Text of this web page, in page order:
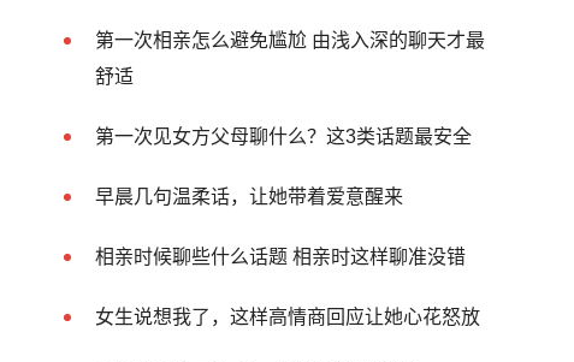
第一次相亲怎么避免尴尬 由浅入深的聊天才最
舒适
第一次见女方父母聊什么？这3类话题最安全
早晨几句温柔话，让她带着爱意醒来
相亲时候聊些什么话题 相亲时这样聊准没错
女生说想我了，这样高情商回应让她心花怒放